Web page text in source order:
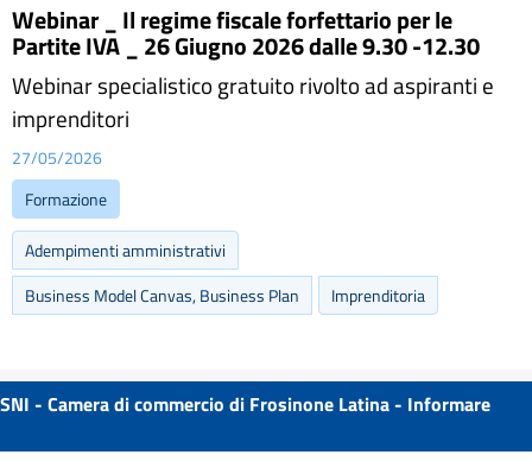
Webinar _ Il regime fiscale forfettario per le
Partite IVA _ 26 Giugno 2026 dalle 9.30 -12.30
Webinar specialistico gratuito rivolto ad aspiranti e
imprenditori
27/05/2026
Formazione
Adempimenti amministrativi
Business Model Canvas, Business Plan
Imprenditoria
SNI - Camera di commercio di Frosinone Latina - Informare